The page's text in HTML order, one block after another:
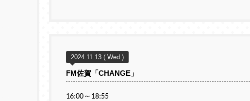
2024.11.13 ( Wed )
FM佐賀「CHANGE」
16:00～18:55